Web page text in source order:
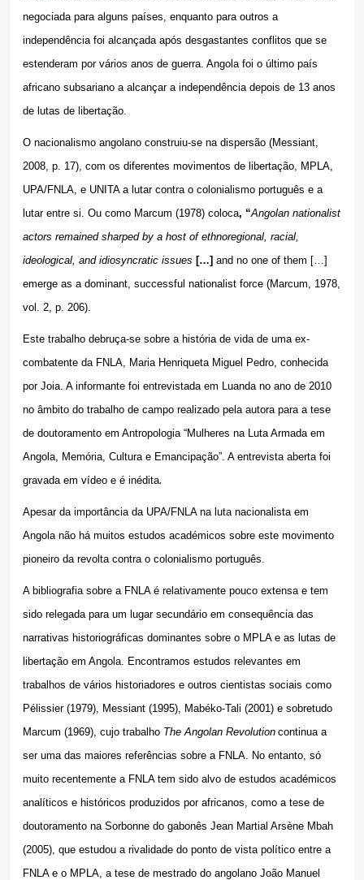
negociada para alguns países, enquanto para outros a
independência foi alcançada após desgastantes conflitos que se
estenderam por vários anos de guerra. Angola foi o último país
africano subsariano a alcançar a independência depois de 13 anos
de lutas de libertação.
O nacionalismo angolano construiu-se na dispersão (Messiant,
2008, p. 17), com os diferentes movimentos de libertação, MPLA,
UPA/FNLA, e UNITA a lutar contra o colonialismo português e a
lutar entre si. Ou como Marcum (1978) coloca, “Angolan nationalist
actors remained sharped by a host of ethnoregional, racial,
ideological, and idiosyncratic issues […] and no one of them […]
emerge as a dominant, successful nationalist force (Marcum, 1978,
vol. 2, p. 206).
Este trabalho debruça-se sobre a história de vida de uma ex-
combatente da FNLA, Maria Henriqueta Miguel Pedro, conhecida
por Joia. A informante foi entrevistada em Luanda no ano de 2010
no âmbito do trabalho de campo realizado pela autora para a tese
de doutoramento em Antropologia “Mulheres na Luta Armada em
Angola, Memória, Cultura e Emancipação”. A entrevista aberta foi
gravada em vídeo e é inédita.
Apesar da importância da UPA/FNLA na luta nacionalista em
Angola não há muitos estudos académicos sobre este movimento
pioneiro da revolta contra o colonialismo português.
A bibliografia sobre a FNLA é relativamente pouco extensa e tem
sido relegada para um lugar secundário em consequência das
narrativas historiográficas dominantes sobre o MPLA e as lutas de
libertação em Angola. Encontramos estudos relevantes em
trabalhos de vários historiadores e outros cientistas sociais como
Pélissier (1979), Messiant (1995), Mabéko-Tali (2001) e sobretudo
Marcum (1969), cujo trabalho The Angolan Revolution continua a
ser uma das maiores referências sobre a FNLA. No entanto, só
muito recentemente a FNLA tem sido alvo de estudos académicos
analíticos e históricos produzidos por africanos, como a tese de
doutoramento na Sorbonne do gabonês Jean Martial Arsène Mbah
(2005), que estudou a rivalidade do ponto de vista político entre a
FNLA e o MPLA, a tese de mestrado do angolano João Manuel